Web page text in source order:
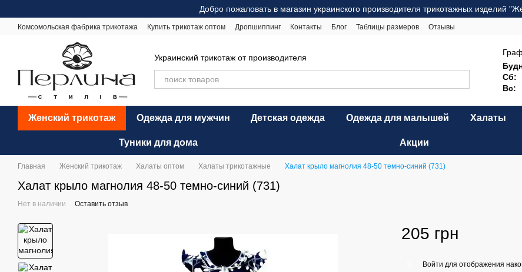
Добро пожаловать в магазин украинского производителя трикотажных изделий
Комсомольская фабрика трикотажа Купить трикотаж оптом Дропшиппинг Контакты Блог Таблицы размеров
Отзывы
Украинский трикотаж от производителя
Сб:
Вс:
Женский трикотаж Одежда для мужчин Детская одежда Одежда для малышей Халаты
Туники для дома Акции
Главная Женский трикотаж Халаты оптом Халаты трикотажные Халат крыло магнолия 48-50 темно-синий (731)
Халат крыло магнолия 48-50 темно-синий (731)
Нет в наличии Оставить отзыв
205 грн
Войти для отображения